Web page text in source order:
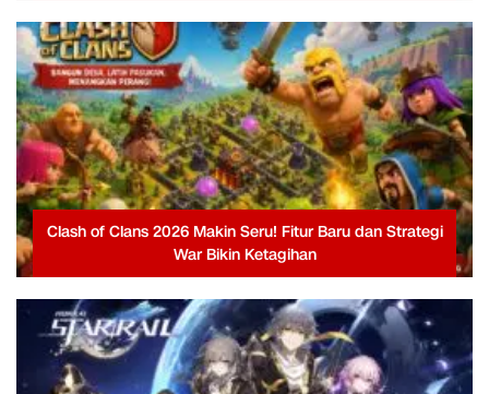
Clash of Clans 2026 Makin Seru! Fitur Baru dan Strategi
War Bikin Ketagihan